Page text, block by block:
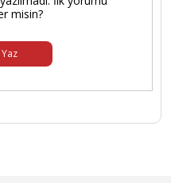
misin?